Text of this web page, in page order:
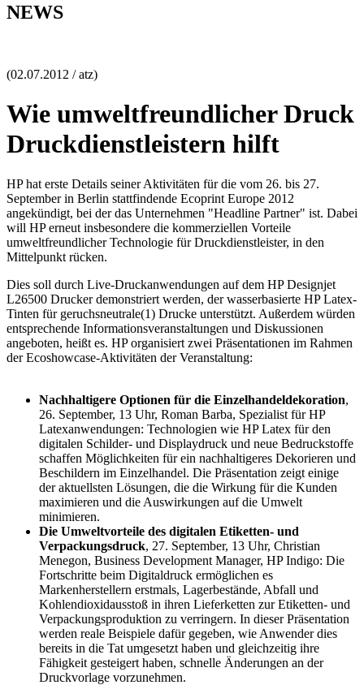
NEWS
(02.07.2012 / atz)
Wie umweltfreundlicher Druck
Druckdienstleistern hilft
HP hat erste Details seiner Aktivitäten für die vom 26. bis 27.
September in Berlin stattfindende Ecoprint Europe 2012
angekündigt, bei der das Unternehmen "Headline Partner" ist. Dabei
will HP erneut insbesondere die kommerziellen Vorteile
umweltfreundlicher Technologie für Druckdienstleister, in den
Mittelpunkt rücken.
Dies soll durch Live-Druckanwendungen auf dem HP Designjet
L26500 Drucker demonstriert werden, der wasserbasierte HP Latex-
Tinten für geruchsneutrale(1) Drucke unterstützt. Außerdem würden
entsprechende Informationsveranstaltungen und Diskussionen
angeboten, heißt es. HP organisiert zwei Präsentationen im Rahmen
der Ecoshowcase-Aktivitäten der Veranstaltung:
Nachhaltigere Optionen für die Einzelhandeldekoration,
26. September, 13 Uhr, Roman Barba, Spezialist für HP
Latexanwendungen: Technologien wie HP Latex für den
digitalen Schilder- und Displaydruck und neue Bedruckstoffe
schaffen Möglichkeiten für ein nachhaltigeres Dekorieren und
Beschildern im Einzelhandel. Die Präsentation zeigt einige
der aktuellsten Lösungen, die die Wirkung für die Kunden
maximieren und die Auswirkungen auf die Umwelt
minimieren.
Die Umweltvorteile des digitalen Etiketten- und
Verpackungsdruck, 27. September, 13 Uhr, Christian
Menegon, Business Development Manager, HP Indigo: Die
Fortschritte beim Digitaldruck ermöglichen es
Markenherstellern erstmals, Lagerbestände, Abfall und
Kohlendioxidausstoß in ihren Lieferketten zur Etiketten- und
Verpackungsproduktion zu verringern. In dieser Präsentation
werden reale Beispiele dafür gegeben, wie Anwender dies
bereits in die Tat umgesetzt haben und gleichzeitig ihre
Fähigkeit gesteigert haben, schnelle Änderungen an der
Druckvorlage vorzunehmen.